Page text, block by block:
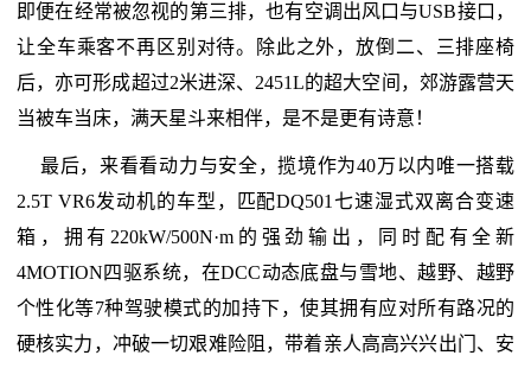
即便在经常被忽视的第三排，也有空调出风口与USB接口，
让全车乘客不再区别对待。除此之外，放倒二、三排座椅
后，亦可形成超过2米进深、2451L的超大空间，郊游露营天
当被车当床，满天星斗来相伴，是不是更有诗意！
最后，来看看动力与安全，揽境作为40万以内唯一搭载
2.5T VR6发动机的车型，匹配DQ501七速湿式双离合变速
箱，拥有220kW/500N·m的强劲输出，同时配有全新
4MOTION四驱系统，在DCC动态底盘与雪地、越野、越野
个性化等7种驾驶模式的加持下，使其拥有应对所有路况的
硬核实力，冲破一切艰难险阻，带着亲人高高兴兴出门、安